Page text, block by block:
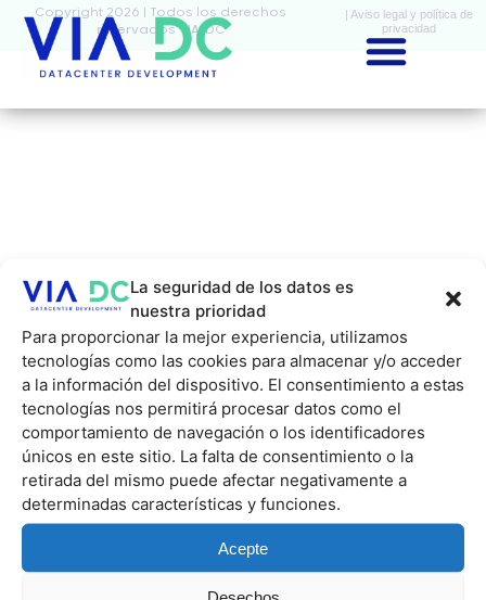
La seguridad de los datos es
nuestra prioridad
Para proporcionar la mejor experiencia, utilizamos
tecnologías como las cookies para almacenar y/o acceder
a la información del dispositivo. El consentimiento a estas
tecnologías nos permitirá procesar datos como el
comportamiento de navegación o los identificadores
únicos en este sitio. La falta de consentimiento o la
retirada del mismo puede afectar negativamente a
determinadas características y funciones.
Acepte
Desechos
Copyright 2026 | Todos los derechos
reservados VIA-DC
| Aviso legal y política de
privacidad